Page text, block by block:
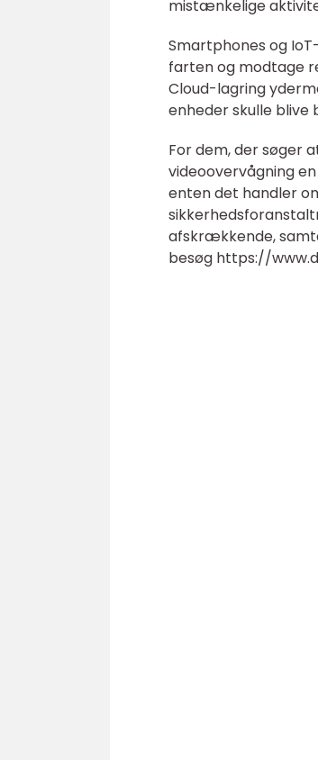
mistænkelige
Smartphones og
farten og modtage
Cloud-lagring
enheder skulle blive
For dem, der søger
videoovervågning
enten det handler
afskrækkende,
besøg https://